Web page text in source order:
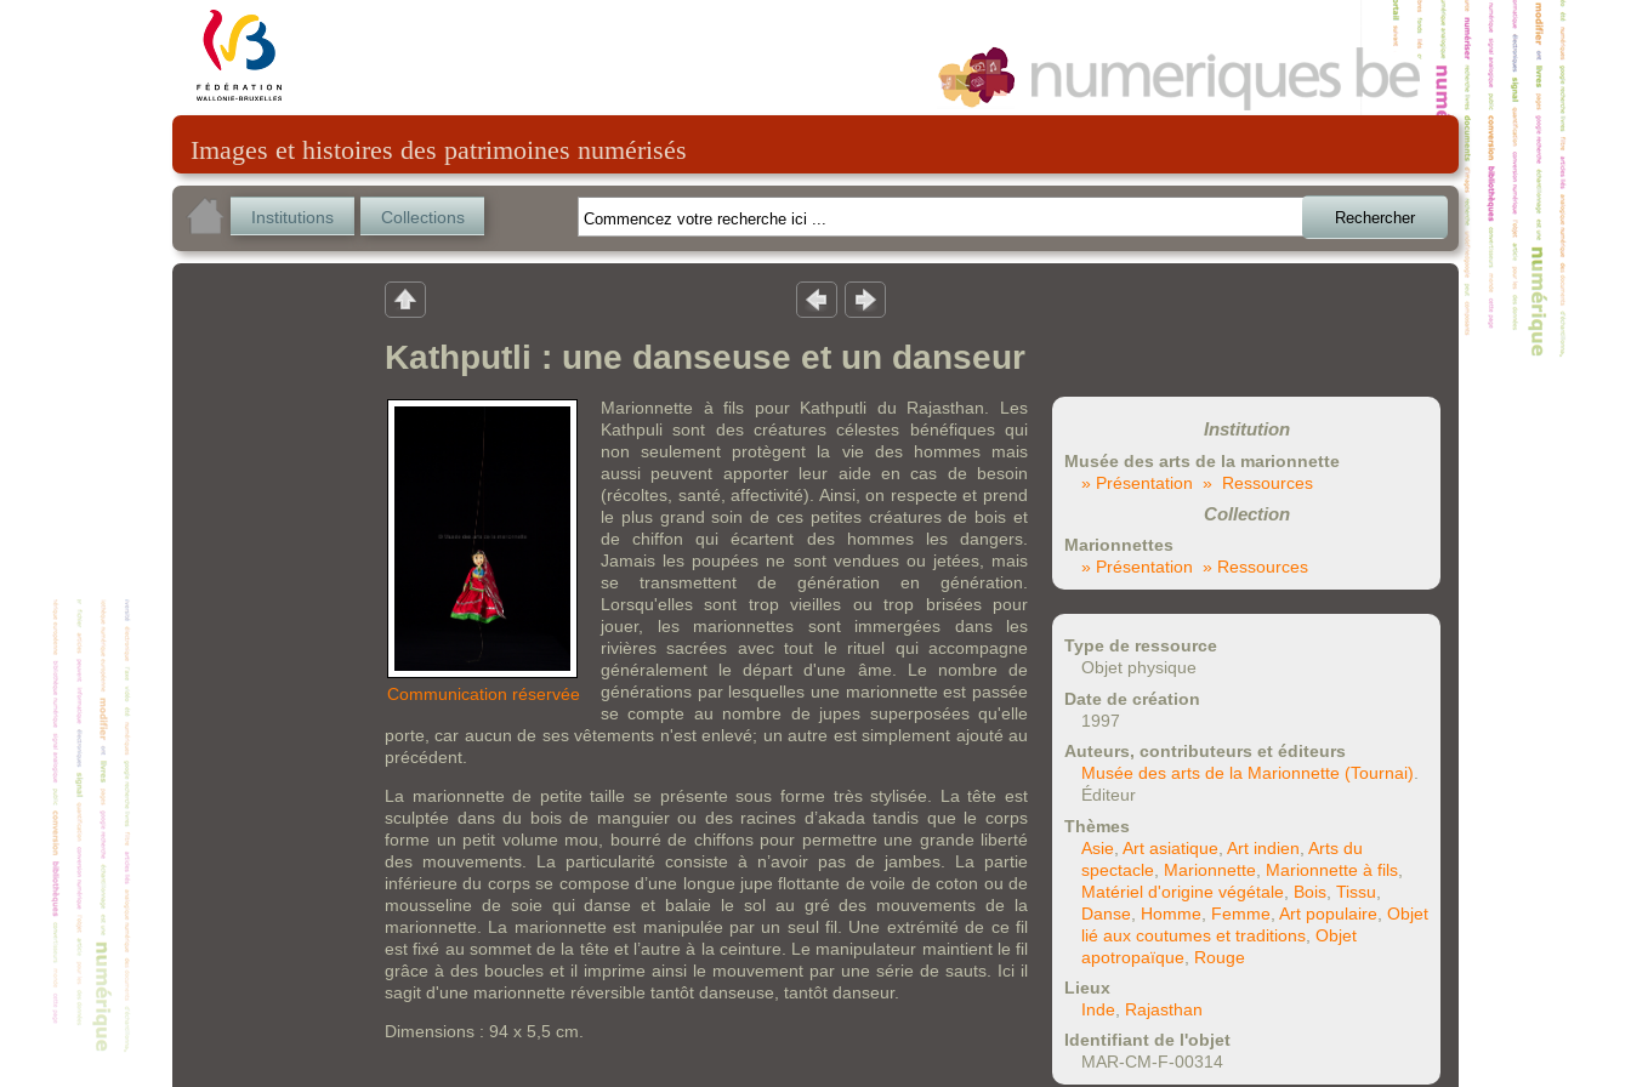
Images et histoires des patrimoines numérisés
Institutions Collections Rechercher
Kathputli : une danseuse et un danseur
Communication réservée
Marionnette à fils pour Kathputli du Rajasthan. Les
Kathpuli sont des créatures célestes bénéfiques qui
non seulement protègent la vie des hommes mais
aussi peuvent apporter leur aide en cas de besoin
(récoltes, santé, affectivité). Ainsi, on respecte et prend
le plus grand soin de ces petites créatures de bois et
de chiffon qui écartent des hommes les dangers.
Jamais les poupées ne sont vendues ou jetées, mais
se transmettent de génération en génération.
Lorsqu'elles sont trop vieilles ou trop brisées pour
jouer, les marionnettes sont immergées dans les
rivières sacrées avec tout le rituel qui accompagne
généralement le départ d'une âme. Le nombre de
générations par lesquelles une marionnette est passée
se compte au nombre de jupes superposées qu'elle
porte, car aucun de ses vêtements n'est enlevé; un autre est simplement ajouté au
précédent.
La marionnette de petite taille se présente sous forme très stylisée. La tête est
sculptée dans du bois de manguier ou des racines d’akada tandis que le corps
forme un petit volume mou, bourré de chiffons pour permettre une grande liberté
des mouvements. La particularité consiste à n’avoir pas de jambes. La partie
inférieure du corps se compose d’une longue jupe flottante de voile de coton ou de
mousseline de soie qui danse et balaie le sol au gré des mouvements de la
marionnette. La marionnette est manipulée par un seul fil. Une extrémité de ce fil
est fixé au sommet de la tête et l’autre à la ceinture. Le manipulateur maintient le fil
grâce à des boucles et il imprime ainsi le mouvement par une série de sauts. Ici il
sagit d'une marionnette réversible tantôt danseuse, tantôt danseur.
Dimensions : 94 x 5,5 cm.
Institution
Musée des arts de la marionnette
» Présentation » Ressources
Collection
Marionnettes
» Présentation » Ressources
Type de ressource
Objet physique
Date de création
1997
Auteurs, contributeurs et éditeurs
Musée des arts de la Marionnette (Tournai).
Éditeur
Thèmes
Asie Art asiatique Art indien Arts du
spectacle Marionnette Marionnette à fils
Matériel d'origine végétale Bois Tissu
Danse Homme Femme Art populaire Objet
lié aux coutumes et traditions Objet
apotropaïque Rouge
Lieux
Inde Rajasthan
Identifiant de l'objet
MAR-CM-F-00314